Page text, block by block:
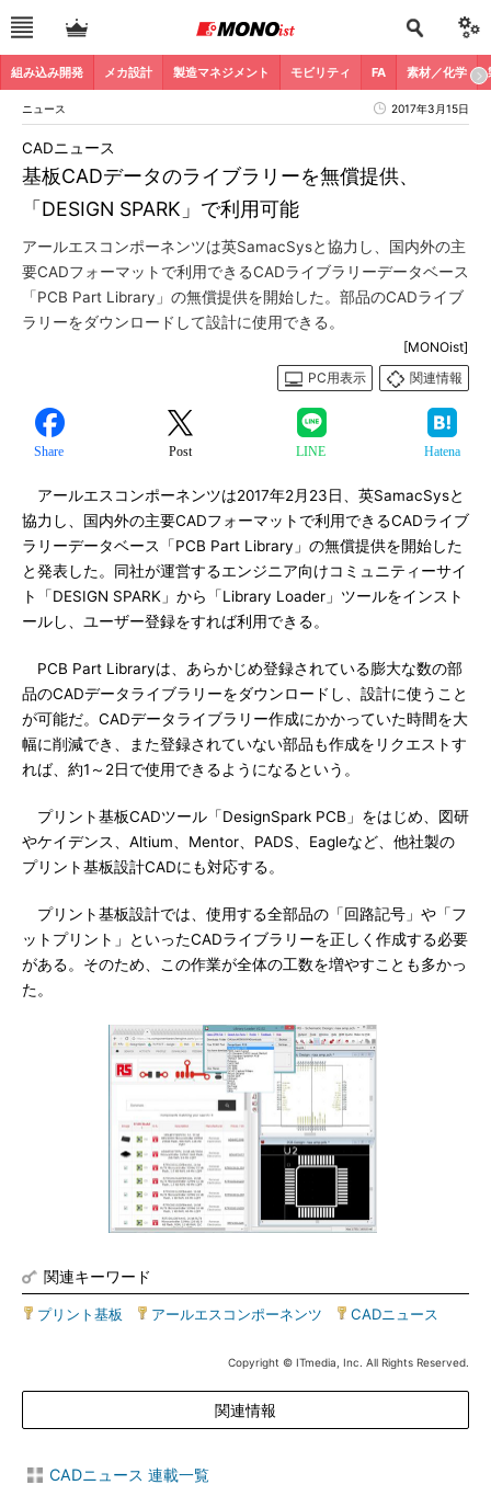
組み込み開発 メカ設計 製造マネジメント モビリティ FA 素材／化学
ニュース 2017年3月15日
基板CADデータのライブラリーを無償提供、
「DESIGN SPARK」で利用可能
CADニュース
アールエスコンポーネンツは英SamacSysと協力し、国内外の主
要CADフォーマットで利用できるCADライブラリーデータベース
「PCB Part Library」の無償提供を開始した。部品のCADライブ
ラリーをダウンロードして設計に使用できる。
[MONOist]
PC用表示
関連情報
Share Post LINE Hatena
アールエスコンポーネンツは2017年2月23日、英SamacSysと
協力し、国内外の主要CADフォーマットで利用できるCADライブ
ラリーデータベース「PCB Part Library」の無償提供を開始した
と発表した。同社が運営するエンジニア向けコミュニティーサイ
ト「DESIGN SPARK」から「Library Loader」ツールをインスト
ールし、ユーザー登録をすれば利用できる。
PCB Part Libraryは、あらかじめ登録されている膨大な数の部
品のCADデータライブラリーをダウンロードし、設計に使うこと
が可能だ。CADデータライブラリー作成にかかっていた時間を大
幅に削減でき、また登録されていない部品も作成をリクエストす
れば、約1～2日で使用できるようになるという。
プリント基板CADツール「DesignSpark PCB」をはじめ、図研
やケイデンス、Altium、Mentor、PADS、Eagleなど、他社製の
プリント基板設計CADにも対応する。
プリント基板設計では、使用する全部品の「回路記号」や「フ
ットプリント」といったCADライブラリーを正しく作成する必要
がある。そのため、この作業が全体の工数を増やすことも多かっ
た。
関連キーワード
プリント基板 アールエスコンポーネンツ CADニュース
Copyright © ITmedia, Inc. All Rights Reserved.
関連情報
CADニュース 連載一覧